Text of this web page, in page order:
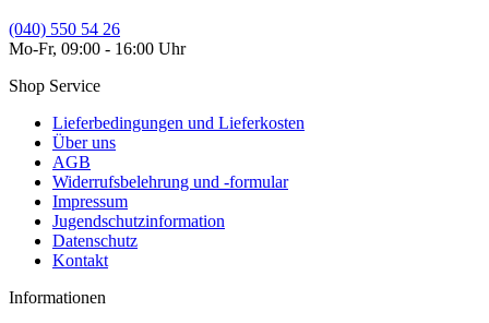
(040) 550 54 26
Mo-Fr, 09:00 - 16:00 Uhr
Shop Service
Lieferbedingungen und Lieferkosten
Über uns
AGB
Widerrufsbelehrung und -formular
Impressum
Jugendschutzinformation
Datenschutz
Kontakt
Informationen